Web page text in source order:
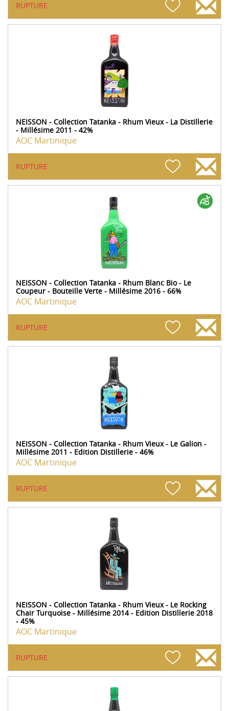
RUPTURE
NEISSON - Collection Tatanka - Rhum Vieux - La Distillerie
- Millésime 2011 - 42%
AOC Martinique
RUPTURE
NEISSON - Collection Tatanka - Rhum Blanc Bio - Le
Coupeur - Bouteille Verte - Millésime 2016 - 66%
AOC Martinique
RUPTURE
NEISSON - Collection Tatanka - Rhum Vieux - Le Galion -
Millésime 2011 - Edition Distillerie - 46%
AOC Martinique
RUPTURE
NEISSON - Collection Tatanka - Rhum Vieux - Le Rocking
Chair Turquoise - Millésime 2014 - Edition Distillerie 2018
- 45%
AOC Martinique
RUPTURE